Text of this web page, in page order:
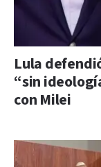
Lula
“sin
con Milei